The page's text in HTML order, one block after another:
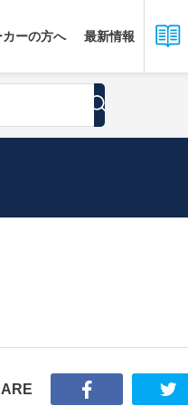
ーの方へ 最新情報